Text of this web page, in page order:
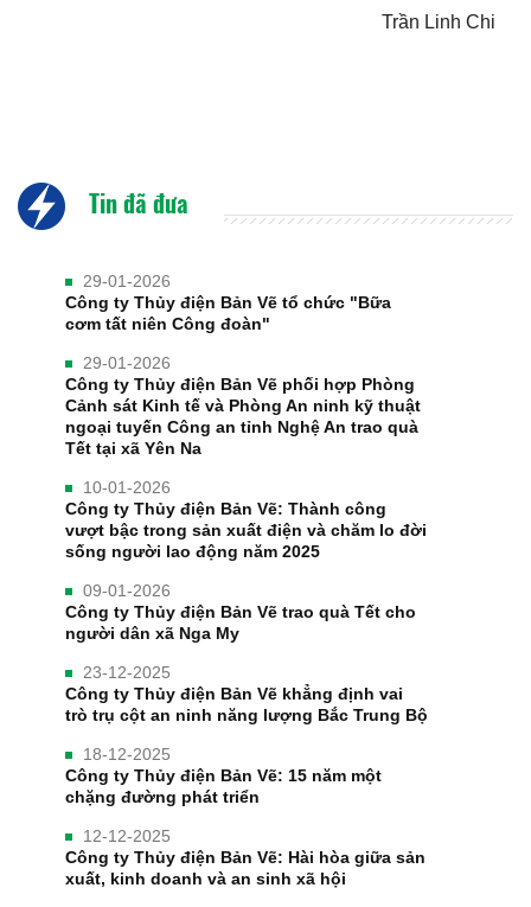
Trần Linh Chi
Tin đã đưa
29-01-2026
Công ty Thủy điện Bản Vẽ tổ chức "Bữa
cơm tất niên Công đoàn"
29-01-2026
Công ty Thủy điện Bản Vẽ phối hợp Phòng
Cảnh sát Kinh tế và Phòng An ninh kỹ thuật
ngoại tuyến Công an tỉnh Nghệ An trao quà
Tết tại xã Yên Na
10-01-2026
Công ty Thủy điện Bản Vẽ: Thành công
vượt bậc trong sản xuất điện và chăm lo đời
sống người lao động năm 2025
09-01-2026
Công ty Thủy điện Bản Vẽ trao quà Tết cho
người dân xã Nga My
23-12-2025
Công ty Thủy điện Bản Vẽ khẳng định vai
trò trụ cột an ninh năng lượng Bắc Trung Bộ
18-12-2025
Công ty Thủy điện Bản Vẽ: 15 năm một
chặng đường phát triển
12-12-2025
Công ty Thủy điện Bản Vẽ: Hài hòa giữa sản
xuất, kinh doanh và an sinh xã hội